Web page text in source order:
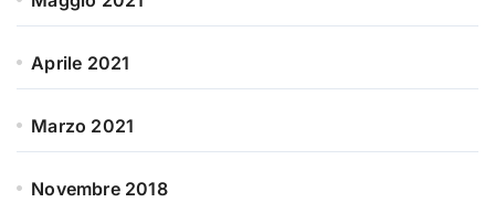
Aprile 2021
Marzo 2021
Novembre 2018